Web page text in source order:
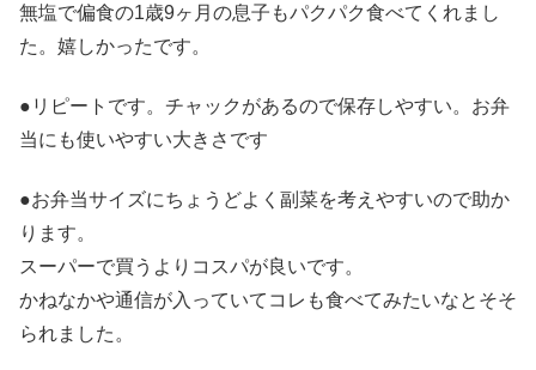
無塩で偏食の1歳9ヶ月の息子もパクパク食べてくれまし
た。嬉しかったです。
●リピートです。チャックがあるので保存しやすい。お弁
当にも使いやすい大きさです
●お弁当サイズにちょうどよく副菜を考えやすいので助か
ります。
スーパーで買うよりコスパが良いです。
かねなかや通信が入っていてコレも食べてみたいなとそそ
られました。